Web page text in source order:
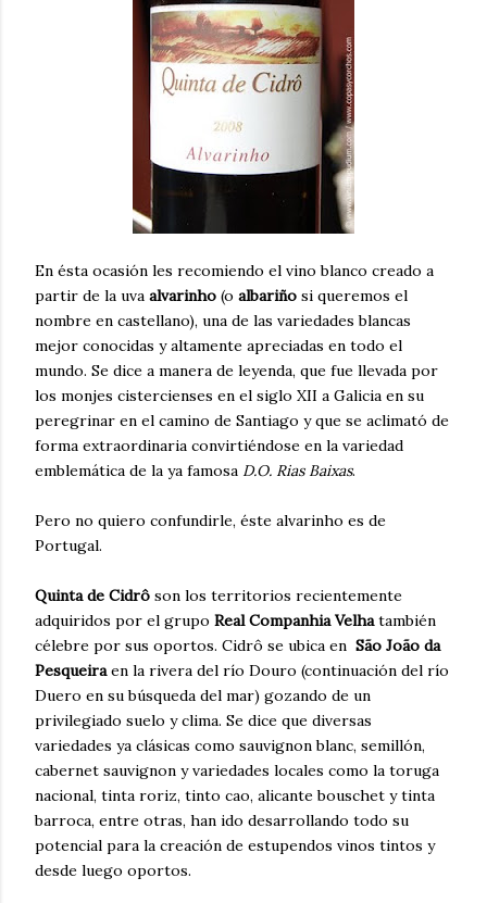
En ésta ocasión les recomiendo el vino blanco creado a
partir de la uva alvarinho (o albariño si queremos el
nombre en castellano), una de las variedades blancas
mejor conocidas y altamente apreciadas en todo el
mundo. Se dice a manera de leyenda, que fue llevada por
los monjes cistercienses en el siglo XII a Galicia en su
peregrinar en el camino de Santiago y que se aclimató de
forma extraordinaria convirtiéndose en la variedad
emblemática de la ya famosa D.O. Rias Baixas.
Pero no quiero confundirle, éste alvarinho es de
Portugal.
Quinta de Cidrô son los territorios recientemente
adquiridos por el grupo Real Companhia Velhatambién
célebre por sus oportos. Cidrô se ubica en São João da
Pesqueiraen la rivera del río Douro (continuación del río
Duero en su búsqueda del mar) gozando de un
privilegiado suelo y clima. Se dice que diversas
variedades ya clásicas como sauvignon blanc, semillón,
cabernet sauvignon y variedades locales como la toruga
nacional, tinta roriz, tinto cao, alicante bouschet y tinta
barroca, entre otras, han ido desarrollando todo su
potencial para la creación de estupendos vinos tintos y
desde luego oportos.